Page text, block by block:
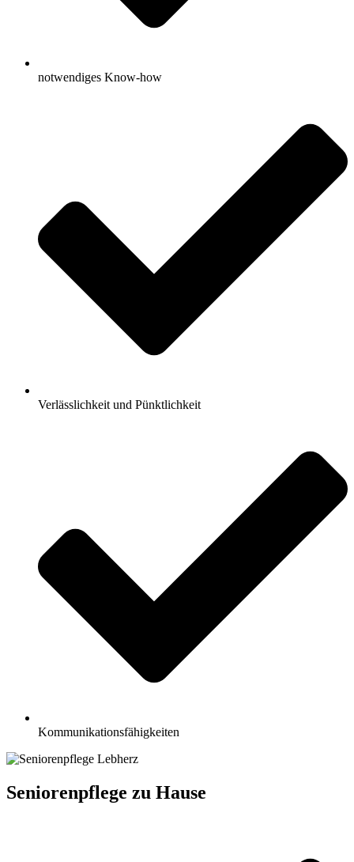
notwendiges Know-how
Verlässlichkeit und Pünktlichkeit
Kommunikationsfähigkeiten
Seniorenpflege zu Hause